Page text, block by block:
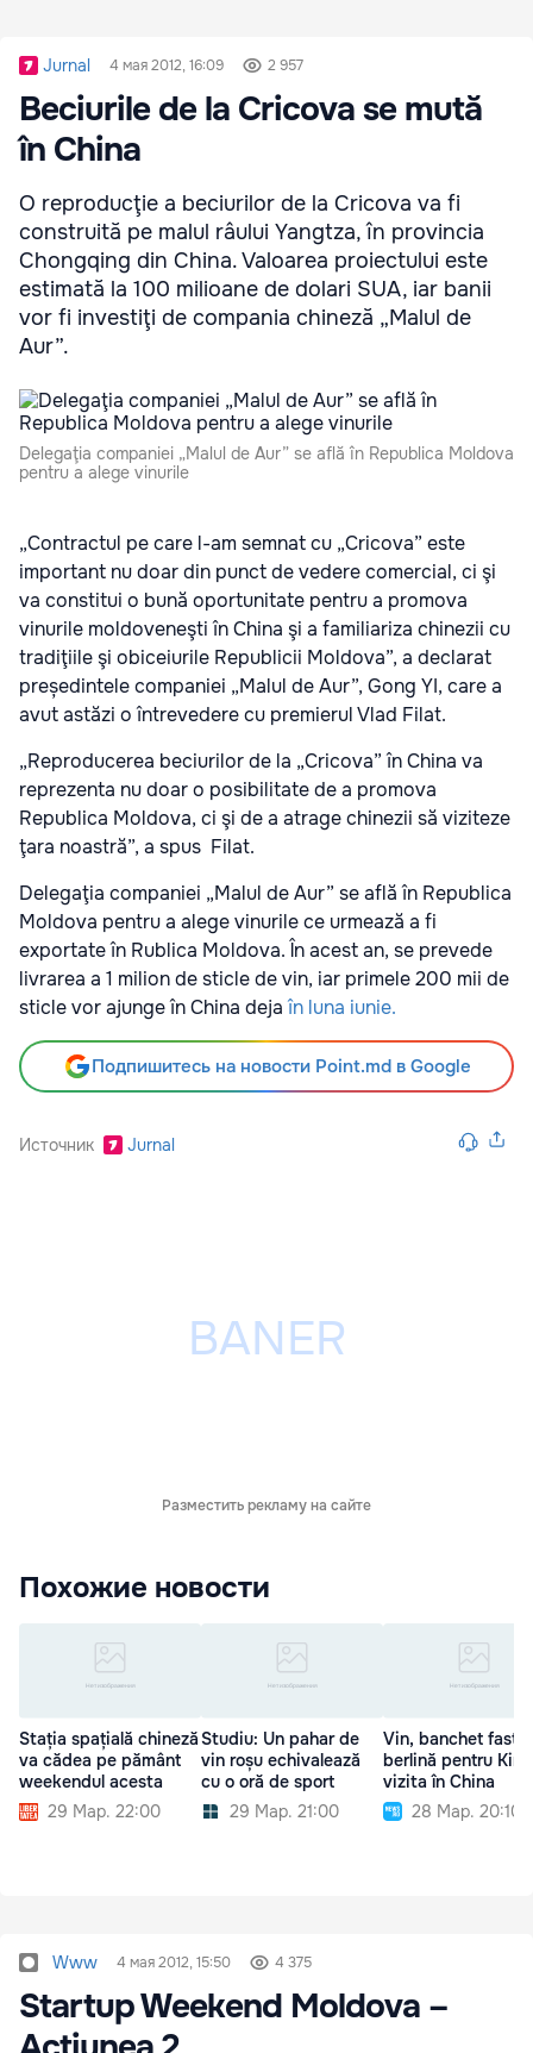
Jurnal 4 мая 2012, 16:09 2 957
Beciurile de la Cricova se mută
în China
O reproducţie a beciurilor de la Cricova va fi
construită pe malul râului Yangtza, în provincia
Chongqing din China. Valoarea proiectului este
estimată la 100 milioane de dolari SUA, iar banii
vor fi investiţi de compania chineză „Malul de
Aur”.
Delegaţia companiei „Malul de Aur” se află în Republica Moldova
pentru a alege vinurile
„Contractul pe care l-am semnat cu „Cricova” este
important nu doar din punct de vedere comercial, ci şi
va constitui o bună oportunitate pentru a promova
vinurile moldoveneşti în China şi a familiariza chinezii cu
tradiţiile şi obiceiurile Republicii Moldova”, a declarat
președintele companiei „Malul de Aur”, Gong YI, care a
avut astăzi o întrevedere cu premierul Vlad Filat.
„Reproducerea beciurilor de la „Cricova” în China va
reprezenta nu doar o posibilitate de a promova
Republica Moldova, ci şi de a atrage chinezii să viziteze
ţara noastră”, a spus Filat.
Delegaţia companiei „Malul de Aur” se află în Republica
Moldova pentru a alege vinurile ce urmează a fi
exportate în Rublica Moldova. În acest an, se prevede
livrarea a 1 milion de sticle de vin, iar primele 200 mii de
sticle vor ajunge în China dejaîn luna iunie.
Подпишитесь на новости Point.md в Google
Источник Jurnal
Разместить рекламу на сайте
Похожие новости
Stația spațială chineză
va cădea pe pământ
weekendul acesta
29 Мар. 22:00
Studiu: Un pahar de
vin roșu echivalează
cu o oră de sport
29 Мар. 21:00
Vin, banchet
berlină pentru Kim
vizita în China
28 Мар. 20:10
Www 4 мая 2012, 15:50 4 375
Startup Weekend Moldova –